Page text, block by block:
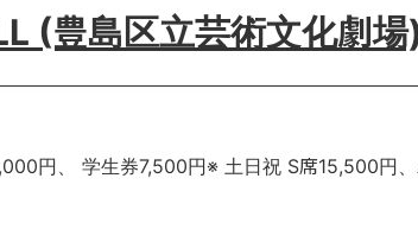
(豊島区立芸術文化劇場
円、 学生券7,500円※ 土日祝 S席15,500円